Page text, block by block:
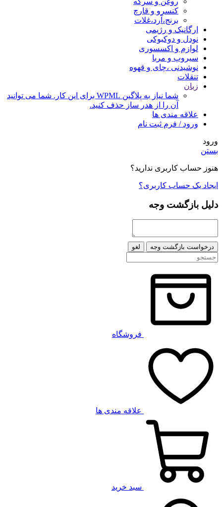
کنسرو و قارچ
برنج،آرد،غلات
ارگانیک و رژیمی
نودل و دوکبوکی
لوازم و اکسسوری
سیروپ و مربا
نوشیدنی ،چای و قهوه
تنقلات
زبان
شما نیاز به پلاگین WPML برای این کار. شما می توانید
آن را از هدر ساز حذف کنید.
علاقه مندی ها
ورود / فرم ثبت نام
ورود
بستن
هنوز حساب کاربری ندارید؟
ایجاد یک حساب کاربری؟
دلیل بازگشت وجه
درخواست بازگشت وجه لغو
فروشگاه
علاقه مندی ها
سبد خرید